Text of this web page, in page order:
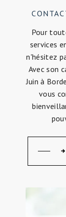
Pour
services
n'hésitez
Avec son
Juin à
vous